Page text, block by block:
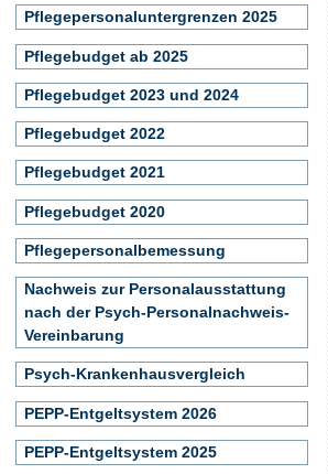
Pflegepersonaluntergrenzen 2025
Pflegebudget ab 2025
Pflegebudget 2023 und 2024
Pflegebudget 2022
Pflegebudget 2021
Pflegebudget 2020
Pflegepersonalbemessung
Nachweis zur Personalausstattung
nach der Psych-Personalnachweis-
Vereinbarung
Psych-Krankenhausvergleich
PEPP-Entgeltsystem 2026
PEPP-Entgeltsystem 2025